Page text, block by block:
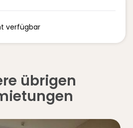
verfügbar
übrigen